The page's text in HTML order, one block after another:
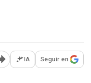
Abrir opciones para
IA Seguir en